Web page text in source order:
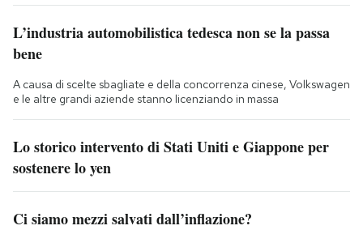
L’industria automobilistica tedesca non se la passa
bene
A causa di scelte sbagliate e della concorrenza cinese, Volkswagen
e le altre grandi aziende stanno licenziando in massa
Lo storico intervento di Stati Uniti e Giappone per
sostenere lo yen
Ci siamo mezzi salvati dall’inflazione?